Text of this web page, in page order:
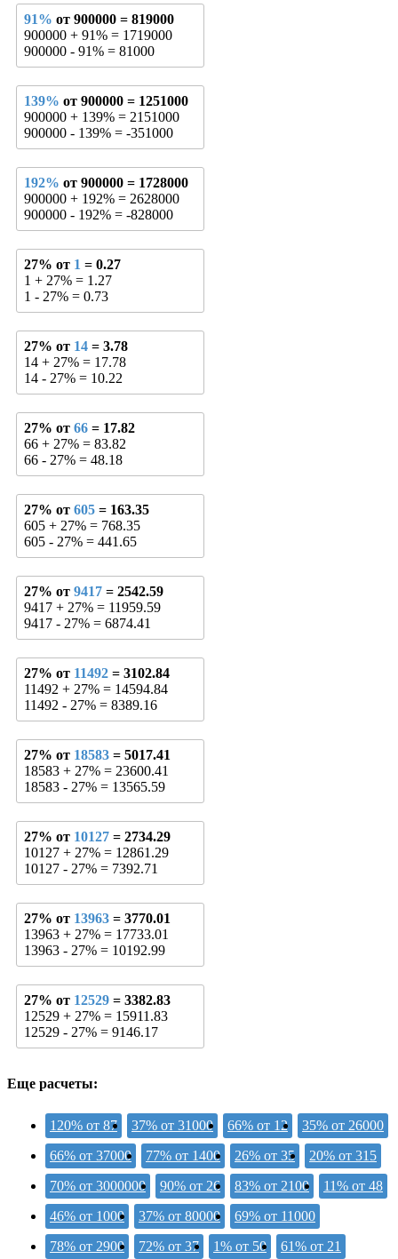
91% от 900000 = 819000
900000 + 91% = 1719000
900000 - 91% = 81000
139% от 900000 = 1251000
900000 + 139% = 2151000
900000 - 139% = -351000
192% от 900000 = 1728000
900000 + 192% = 2628000
900000 - 192% = -828000
27% от 1 = 0.27
1 + 27% = 1.27
1 - 27% = 0.73
27% от 14 = 3.78
14 + 27% = 17.78
14 - 27% = 10.22
27% от 66 = 17.82
66 + 27% = 83.82
66 - 27% = 48.18
27% от 605 = 163.35
605 + 27% = 768.35
605 - 27% = 441.65
27% от 9417 = 2542.59
9417 + 27% = 11959.59
9417 - 27% = 6874.41
27% от 11492 = 3102.84
11492 + 27% = 14594.84
11492 - 27% = 8389.16
27% от 18583 = 5017.41
18583 + 27% = 23600.41
18583 - 27% = 13565.59
27% от 10127 = 2734.29
10127 + 27% = 12861.29
10127 - 27% = 7392.71
27% от 13963 = 3770.01
13963 + 27% = 17733.01
13963 - 27% = 10192.99
27% от 12529 = 3382.83
12529 + 27% = 15911.83
12529 - 27% = 9146.17
Еще расчеты:
120% от 87 37% от 31000 66% от 12
35% от 26000
66% от 37000
77% от 1400 26% от 35
20% от 315
70% от 3000000
90% от 26 83% от 2100
11% от 48
46% от 1000
37% от 80000
69% от 11000
78% от 2900
72% от 37 1% от 50 61% от 21